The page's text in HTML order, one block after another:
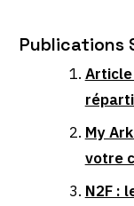
Publications
My
votre
N2F :